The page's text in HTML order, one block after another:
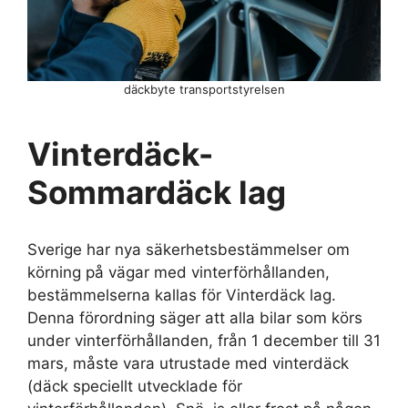
däckbyte transportstyrelsen
Vinterdäck-
Sommardäck lag
Sverige har nya säkerhetsbestämmelser om
körning på vägar med vinterförhållanden,
bestämmelserna kallas för Vinterdäck lag.
Denna förordning säger att alla bilar som körs
under vinterförhållanden, från 1 december till 31
mars, måste vara utrustade med vinterdäck
(däck speciellt utvecklade för